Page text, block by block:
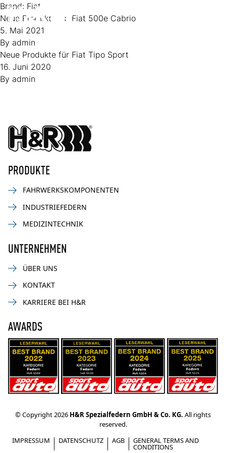
Zum Inhalt springen
Brand: Fiat
Neue Produkte für Fiat 500e Cabrio
5. Mai 2021
By admin
Neue Produkte für Fiat Tipo Sport
16. Juni 2020
By admin
PRODUKTE
FAHRWERKSKOMPONENTEN
INDUSTRIEFEDERN
MEDIZINTECHNIK
UNTERNEHMEN
ÜBER UNS
KONTAKT
KARRIERE BEI H&R
AWARDS
© Copyright 2026 H&R Spezialfedern GmbH & Co. KG. All rights
reserved.
IMPRESSUM
DATENSCHUTZ AGB GENERAL TERMS AND
CONDITIONS